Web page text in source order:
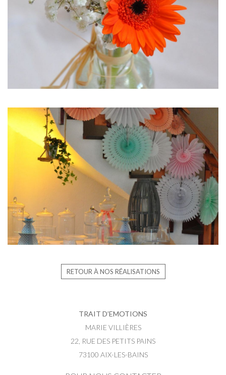
RETOUR À NOS RÉALISATIONS
TRAIT D’EMOTIONS
MARIE VILLIÈRES
22, RUE DES PETITS PAINS
73100 AIX-LES-BAINS